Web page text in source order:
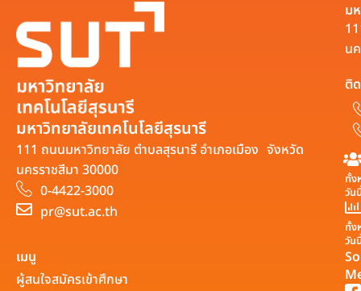
มหาวิทยาลัยเทคโนโลยีสุรนารี
111 ถนนมหาวิทยาลัย ตำบลสุรนารี อำเภอเมือง จังหวัด
นครราชสีมา 30000
0-4422-3000
pr@sut.ac.th
ม
น
ติ
ทั้ง
วัน
ทั้ง
วัน
เมนู
ผู้สนใจสมัครเข้าศึกษา